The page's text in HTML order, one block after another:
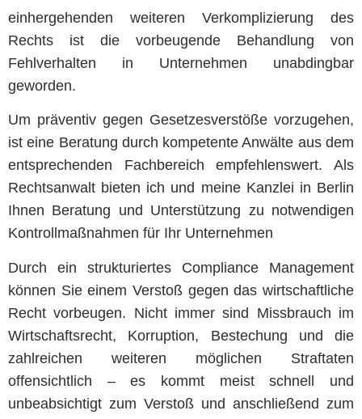
einhergehenden weiteren Verkomplizierung des
Rechts ist die vorbeugende Behandlung von
Fehlverhalten in Unternehmen unabdingbar
geworden.
Um präventiv gegen Gesetzesverstöße vorzugehen,
ist eine Beratung durch kompetente Anwälte aus dem
entsprechenden Fachbereich empfehlenswert. Als
Rechtsanwalt bieten ich und meine Kanzlei in Berlin
Ihnen Beratung und Unterstützung zu notwendigen
Kontrollmaßnahmen für Ihr Unternehmen
Durch ein strukturiertes Compliance Management
können Sie einem Verstoß gegen das wirtschaftliche
Recht vorbeugen. Nicht immer sind Missbrauch im
Wirtschaftsrecht, Korruption, Bestechung und die
zahlreichen weiteren möglichen Straftaten
offensichtlich – es kommt meist schnell und
unbeabsichtigt zum Verstoß und anschließend zum